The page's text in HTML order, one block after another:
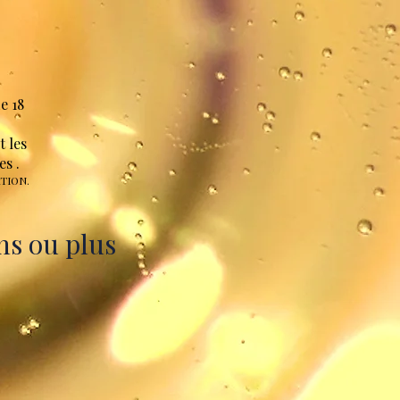
18
les
.
ou plus